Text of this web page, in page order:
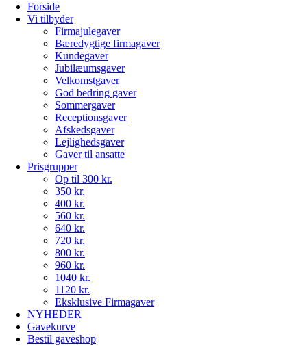
Forside
Vi tilbyder
Firmajulegaver
Bæredygtige firmagaver
Kundegaver
Jubilæumsgaver
Velkomstgaver
God bedring gaver
Sommergaver
Receptionsgaver
Afskedsgaver
Lejlighedsgaver
Gaver til ansatte
Prisgrupper
Op til 300 kr.
350 kr.
400 kr.
560 kr.
640 kr.
720 kr.
800 kr.
960 kr.
1040 kr.
1120 kr.
Eksklusive Firmagaver
NYHEDER
Gavekurve
Bestil gaveshop